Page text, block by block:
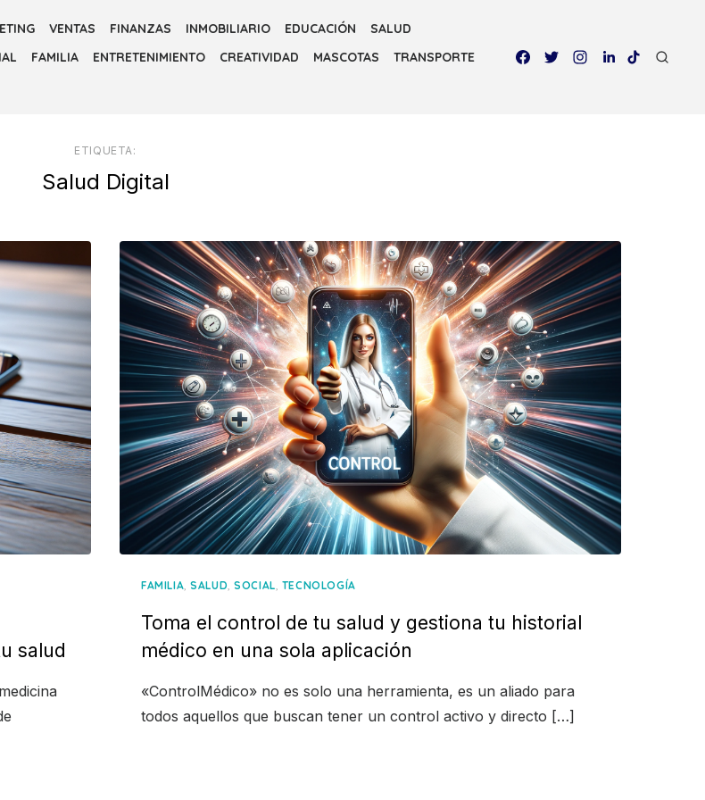
VENTAS FINANZAS INMOBILIARIO EDUCACIÓN
SALUD
FAMILIA ENTRETENIMIENTO CREATIVIDAD MASCOTAS
TRANSPORTE
ETIQUETA:
Salud Digital
salud
FAMILIA,SALUD,SOCIAL, TECNOLOGÍA
Toma el control de tu salud y gestiona tu historial
médico en una sola aplicación
«ControlMédico» no es solo una herramienta, es un aliado para
todos aquellos que buscan tener un control activo y directo […]